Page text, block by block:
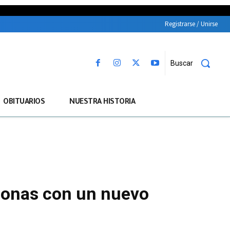
Registrarse / Unirse
Buscar
OBITUARIOS NUESTRA HISTORIA
con un nuevo